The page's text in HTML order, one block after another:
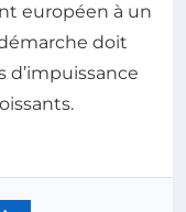
européen à un
doit